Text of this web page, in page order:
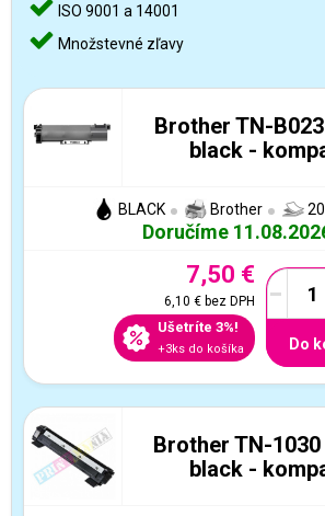
ISO 9001 a 14001
Množstevné zľavy
Brother TN-
black -
BLACK Brother
Doručíme
7,50 €
6,10 €bez DPH
Ušetríte 3%!
+3ks do košíka
-
Do
Brother TN-
black -